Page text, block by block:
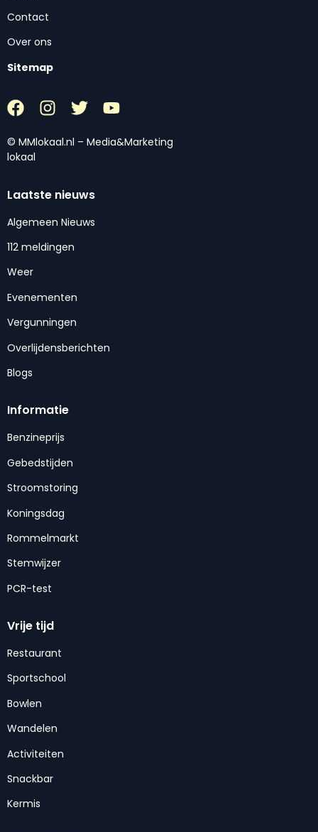
Contact
Over ons
Sitemap
© MMlokaal.nl – Media&Marketing
lokaal
Laatste nieuws
Algemeen Nieuws
112 meldingen
Weer
Evenementen
Vergunningen
Overlijdensberichten
Blogs
Informatie
Benzineprijs
Gebedstijden
Stroomstoring
Koningsdag
Rommelmarkt
Stemwijzer
PCR-test
Vrije tijd
Restaurant
Sportschool
Bowlen
Wandelen
Activiteiten
Snackbar
Kermis